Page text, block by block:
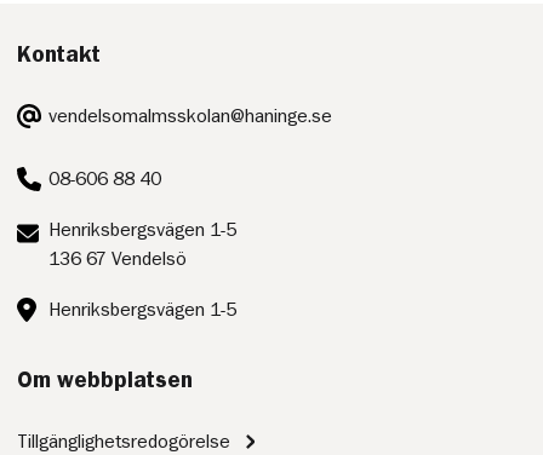
Kontakt
E-
post:
vendelsomalmsskolan@haninge.se
Telefon:
08-606 88 40
Postadress:
Henriksbergsvägen 1-5
136 67 Vendelsö
Besöksadress:
Henriksbergsvägen 1-5
Om webbplatsen
Tillgänglighetsredogörelse